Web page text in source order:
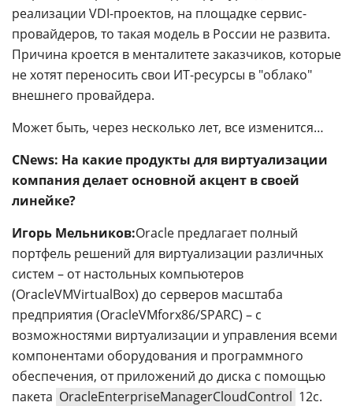
реализации VDI-проектов, на площадке сервис-
провайдеров, то такая модель в России не развита.
Причина кроется в менталитете заказчиков, которые
не хотят переносить свои ИТ-ресурсы в "облако"
внешнего провайдера.
Может быть, через несколько лет, все изменится…
CNews: На какие продукты для виртуализации
компания делает основной акцент в своей
линейке?
Игорь Мельников:Oracle предлагает полный
портфель решений для виртуализации различных
систем – от настольных компьютеров
(OracleVMVirtualBox) до серверов масштаба
предприятия (OracleVMforx86/SPARC) – с
возможностями виртуализации и управления всеми
компонентами оборудования и программного
обеспечения, от приложений до диска с помощью
пакета OracleEnterpriseManagerCloudControl 12c.